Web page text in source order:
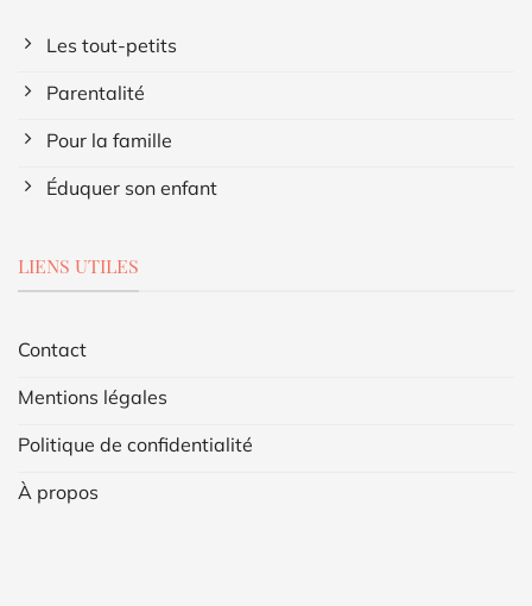
Les tout-petits
Parentalité
Pour la famille
Éduquer son enfant
LIENS UTILES
Contact
Mentions légales
Politique de confidentialité
À propos